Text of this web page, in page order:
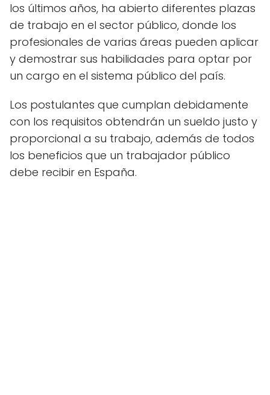
los últimos años, ha abierto diferentes plazas
de trabajo en el sector público, donde los
profesionales de varias áreas pueden aplicar
y demostrar sus habilidades para optar por
un cargo en el sistema público del país.
Los postulantes que cumplan debidamente
con los requisitos obtendrán un sueldo justo y
proporcional a su trabajo, además de todos
los beneficios que un trabajador público
debe recibir en España.